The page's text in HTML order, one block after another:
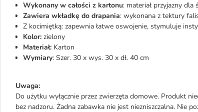
Wykonany w całości z kartonu: materiał przyjazny
Zawiera wkładkę do drapania: wykonana z tektury
Z kocimiętką: zapewnia łatwe oswojenie, stymuluje
Kolor: zielony
Materiał: Karton
Wymiary: Szer. 30 x wys. 30 x dł. 40 cm
Uwaga:
Do użytku wyłącznie przez zwierzęta domowe. Produkt
bez nadzoru. Żadna zabawka nie jest niezniszczalna. Nie